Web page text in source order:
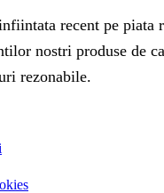
recent pe piata
nostri produse de
rezonabile.